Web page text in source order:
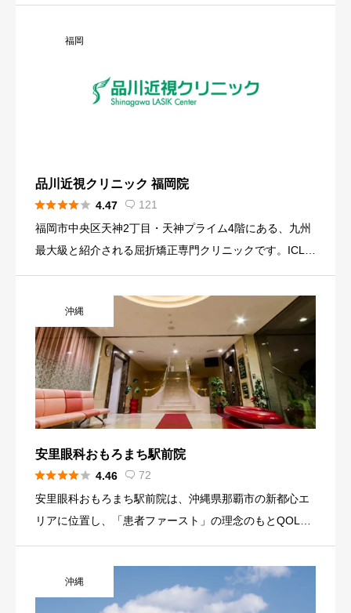
医療を提供してい […]
福岡
品川近視クリニック 福岡院
 4.47  121
福岡市中央区天神2丁目・天神プライム4階にある、九州
最大級と紹介される屈折矯正専門クリニックです。ICL・
CL最多症例として表彰された実績もあります。
沖縄
安里眼科おもろまち駅前院
 4.46  72
安里眼科おもろまち駅前院は、沖縄県那覇市の新都心エ
リアに位置し、「患者ファースト」の理念のもとQOLの
で圧倒的なICL手術実績を誇り、スターサージカル社から
「OKINAW […]
沖縄